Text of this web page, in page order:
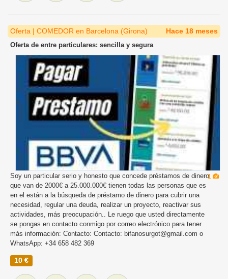
Oferta | COMEDOR en Barcelona (Girona) Hace 18 meses
Oferta de entre particulares: sencilla y segura
1
Soy un particular serio y honesto que concede préstamos de dinero
que van de 2000€ a 25.000.000€ tienen todas las personas que es
en el están a la búsqueda de préstamo de dinero para cubrir una
necesidad, regular una deuda, realizar un proyecto, reactivar sus
actividades, más preocupación.. Le ruego que usted directamente
se pongas en contacto conmigo por correo electrónico para tener
más información: Contacto: Contacto: bifanosurgot@gmail.com o
WhatsApp: +34 658 482 369
10 €